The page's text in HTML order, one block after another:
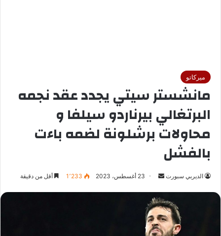
ميركاتو
مانشستر سيتي يجدد عقد نجمه
البرتغالي بيرناردو سيلفا و
محاولات برشلونة لضمه باءت
بالفشل
الديربي سبورت
س
ل
ب
23 أغسطس، 2023 1٬233 أقل من دقيقة